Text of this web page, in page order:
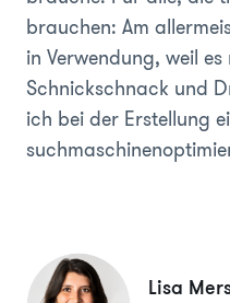
brauchen: Am
in Verwendung, weil
Schnickschnack und
ich bei der Erstellung
Lisa